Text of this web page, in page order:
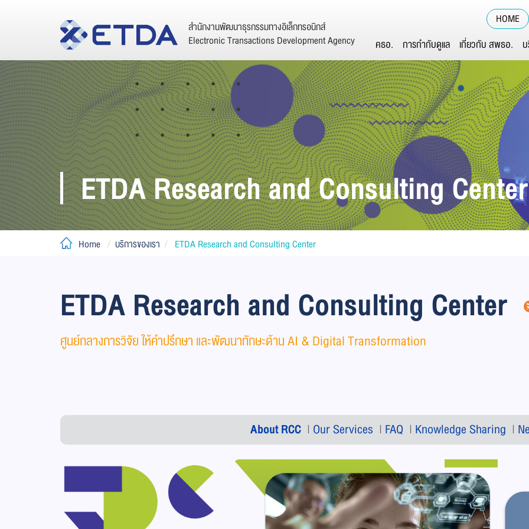
HOME
สำนักงานพัฒนาธุรกรรมทางอิเล็กทรอนิกส์
Electronic Transactions Development Agency
คธอ. การกำกับดูแล เกี่ยวกับ สพธอ.
ETDA Research and Consulting Center
Home บริการของเรา ETDA Research and Consulting Center
ETDA Research and Consulting Center
ศูนย์กลางการวิจัย ให้คำปรึกษา และพัฒนาทักษะด้าน AI & Digital Transformation
About RCC | Our Services | FAQ | Knowledge Sharing |